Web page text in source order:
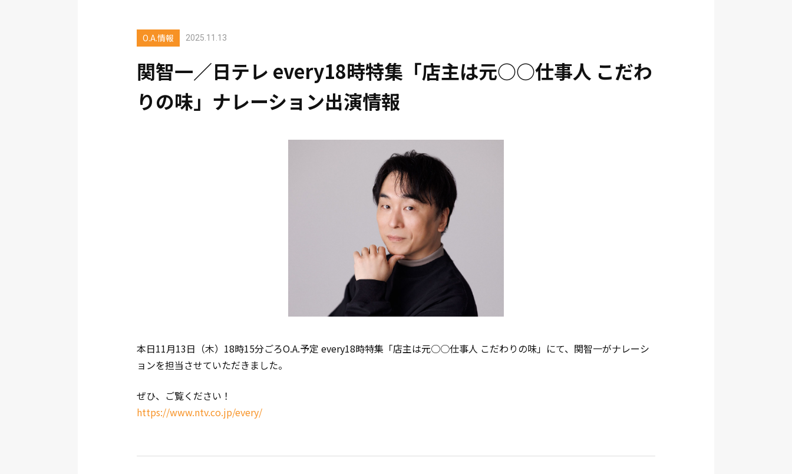
O.A.情報 2025.11.13
関智一／日テレ every18時特集「店主は元○○仕事人 こだわ
りの味」ナレーション出演情報
本日11月13日（木）18時15分ごろO.A.予定 every18時特集「店主は元○○仕事人 こだわりの味」にて、関智一がナレーシ
ョンを担当させていただきました。
ぜひ、ご覧ください！
https://www.ntv.co.jp/every/